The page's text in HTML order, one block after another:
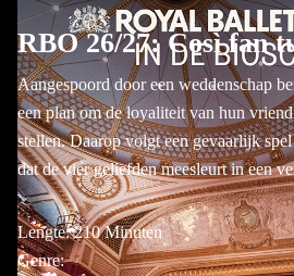
RBO 26/27: Così fan
Aangespoord door een weddenschap
een plan om de loyaliteit van hun
stellen. Daarop volgt een gevaarlijk
dat de vier geliefden meesleurt in een
Lengte: 210 Minuten
Genre: